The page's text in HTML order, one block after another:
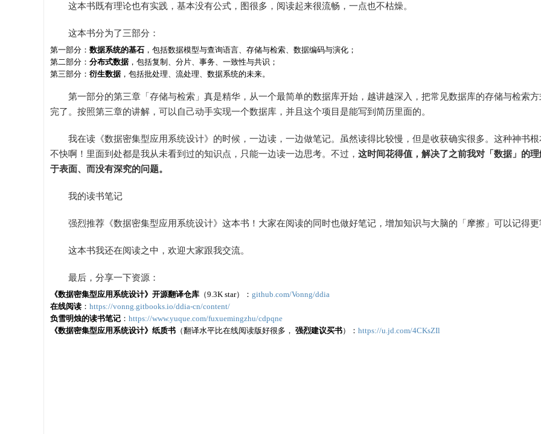
这本书既有理论也有实践，基本没有公式，图很多，阅读起来很流畅，一点也不枯燥。
这本书分为了三部分：
第一部分： 数据系统的基石 ，包括数据模型与查询语言、存储与检索、数据编码与演化；
第二部分： 分布式数据 ，包括复制、分片、事务、一致性与共识；
第三部分： 衍生数据 ，包括批处理、流处理、数据系统的未来。
第一部分的第三章「存储与检索」真是精华，从一个最简单的数据库开始，越讲越深入，把常见数据库的存储与检索
完了。按照第三章的讲解，可以自己动手实现一个数据库，并且这个项目是能写到简历里面的。
我在读《数据密集型应用系统设计》的时候，一边读，一边做笔记。虽然读得比较慢，但是收获确实很多。这种神书
不快啊！里面到处都是我从未看到过的知识点，只能一边读一边思考。不过， 这时间花得值，解决了之前我对「数据」的
于表面、而没有深究的问题。
我的读书笔记
强烈推荐《数据密集型应用系统设计》这本书！大家在阅读的同时也做好笔记，增加知识与大脑的「摩擦」可以记得
这本书我还在阅读之中，欢迎大家跟我交流。
最后，分享一下资源：
《数据密集型应用系统设计》开源翻译仓库 （9.3K star）： github.com/Vonng/ddia
在线阅读 ： https://vonng.gitbooks.io/ddia-cn/content/
负雪明烛的读书笔记 ： https://www.yuque.com/fuxuemingzhu/cdpqne
《数据密集型应用系统设计》纸质书 （翻译水平比在线阅读版好很多， 强烈建议买书）： https://u.jd.com/4CKsZIl